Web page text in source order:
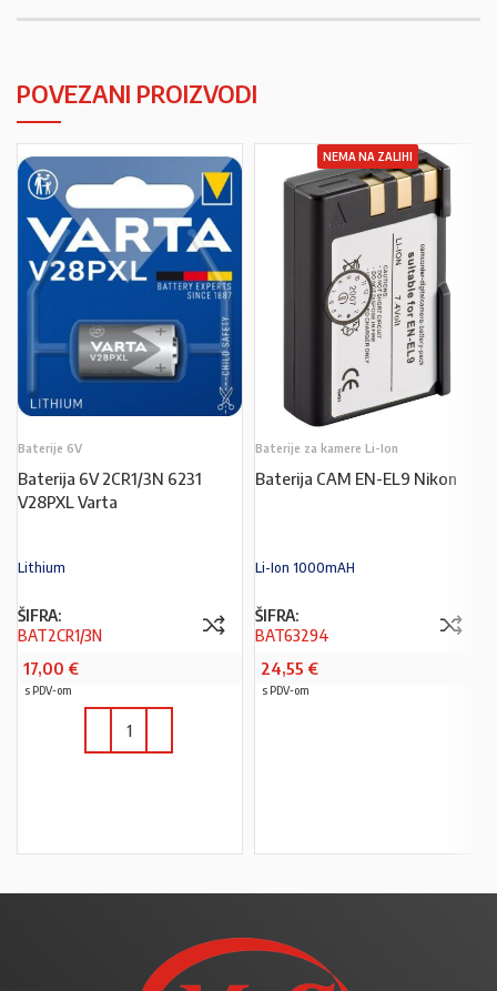
POVEZANI PROIZVODI
Baterije 6V
Baterija 6V 2CR1/3N 6231
V28PXL Varta
Lithium
ŠIFRA:
BAT2CR1/3N
17,00 €
s PDV-om
NEMA NA ZALIHI
Baterije za kamere Li-Ion
Baterija CAM EN-EL9 Nikon
Li-Ion 1000mAH
ŠIFRA:
BAT63294
24,55 €
s PDV-om